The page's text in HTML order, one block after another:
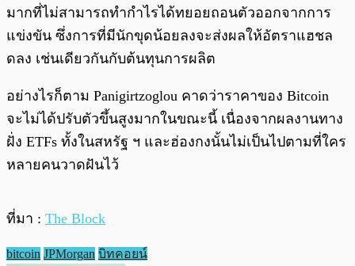
มากที่ไม่สามารถทำกำไรได้ทยอยถอนตัวออกจากการ
แข่งขัน ซึ่งการที่มีนักขุดน้อยลงจะส่งผลให้อัตราแฮชล
ดลง เช่นเดียวกันกับต้นทุนการผลิต
อย่างไรก็ตาม Panigirtzoglou คาดว่าราคาของ Bitcoin
จะไม่ได้ปรับตัวขึ้นสูงมากในขณะนี้ เนื่องจากผลงานทาง
ฝั่ง ETFs ทั้งในสหรัฐ ฯ​ และฮ่องกงนั้นไม่เป็นไปตามที่ใคร
หลายคนวาดฝันไว้
ที่มา : The Block
bitcoin JPMorgan บิทคอยน์